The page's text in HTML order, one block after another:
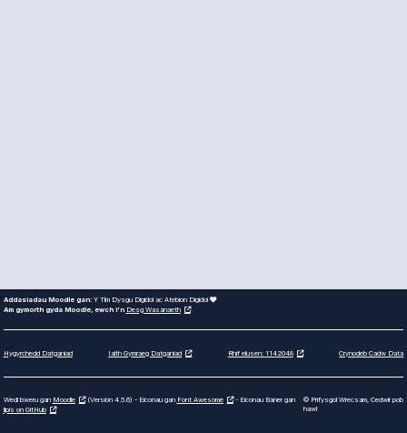
Addasiadau Moodle gan: Y Tîm Dysgu Digidol ac Atebion Digidol
Am gymorth gyda Moodle, ewch i'n Desg Wasanaeth
Hygyrchedd Datganiad Iaith Gymraeg Datganiad Rhif elusen: 1142048 Crynodeb Cadw Data
Wedi bweru gan Moodle (Version 4.5.6) - Eiconau gan Font Awesome
- Eiconau Baner gan
lipis on GitHub
© Prifysgol Wrecsam, Cedwir pob
hawl